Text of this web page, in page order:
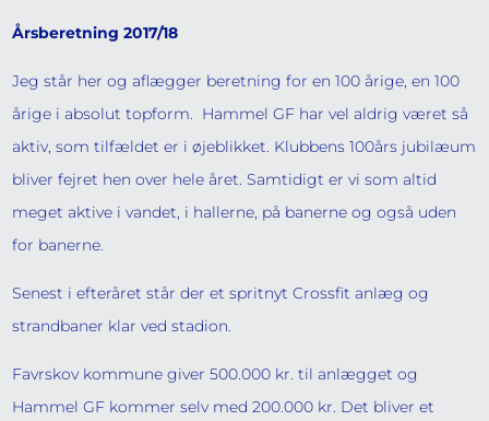
Årsberetning 2017/18
Jeg står her og aflægger beretning for en 100 årige, en 100
årige i absolut topform. Hammel GF har vel aldrig været så
aktiv, som tilfældet er i øjeblikket. Klubbens 100års jubilæum
bliver fejret hen over hele året. Samtidigt er vi som altid
meget aktive i vandet, i hallerne, på banerne og også uden
for banerne.
Senest i efteråret står der et spritnyt Crossfit anlæg og
strandbaner klar ved stadion.
Favrskov kommune giver 500.000 kr. til anlægget og
Hammel GF kommer selv med 200.000 kr. Det bliver et